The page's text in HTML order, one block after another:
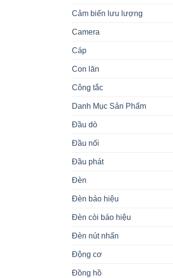
Cảm biến lưu lượng
Camera
Cáp
Con lăn
Công tắc
Danh Mục Sản Phẩm
Đầu dò
Đầu nối
Đầu phát
Đèn
Đèn báo hiệu
Đèn còi báo hiệu
Đèn nút nhấn
Động cơ
Đồng hồ